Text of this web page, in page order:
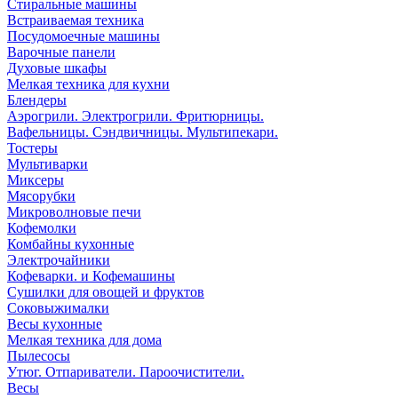
Стиральные машины
Встраиваемая техника
Посудомоечные машины
Варочные панели
Духовые шкафы
Мелкая техника для кухни
Блендеры
Аэрогрили. Электрогрили. Фритюрницы.
Вафельницы. Сэндвичницы. Мультипекари.
Тостеры
Мультиварки
Миксеры
Мясорубки
Микроволновые печи
Кофемолки
Комбайны кухонные
Электрочайники
Кофеварки. и Кофемашины
Сушилки для овощей и фруктов
Соковыжималки
Весы кухонные
Мелкая техника для дома
Пылесосы
Утюг. Отпариватели. Пароочистители.
Весы